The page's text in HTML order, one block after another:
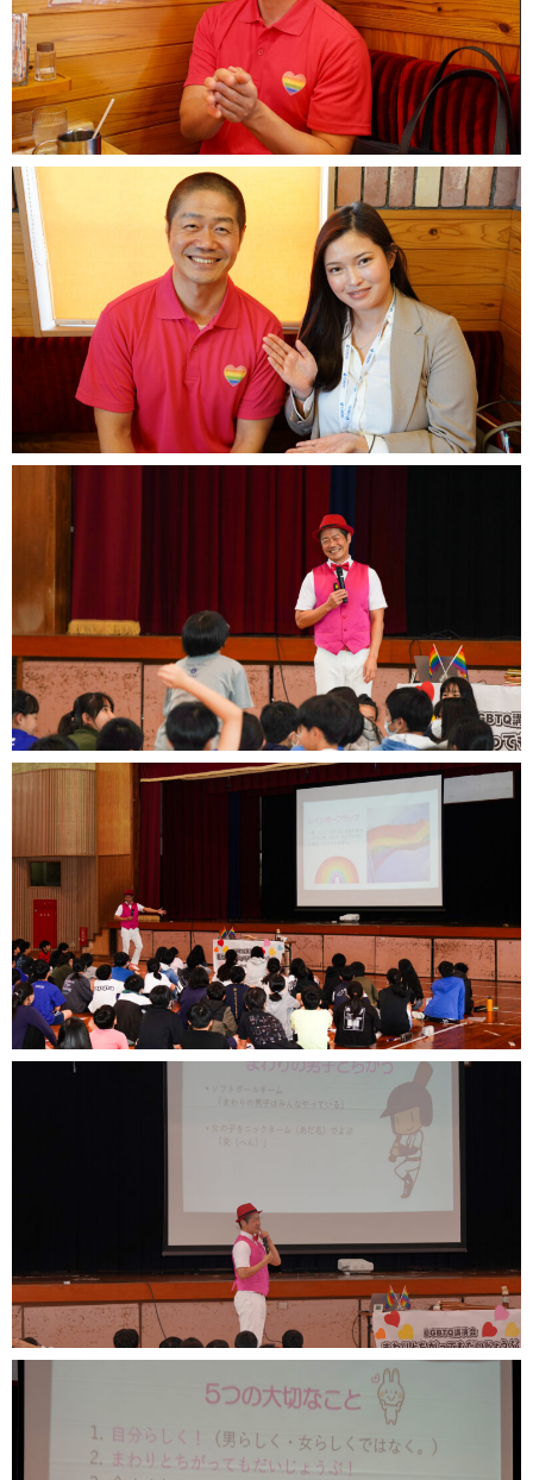
うになった。
26歳の頃、正月に実家に帰省し打ち明けることを決心し
話したところ「裏切りだ」と両親には大反対されてしま
いますが、竹内さん自身、自分は間違ったことはしてい
ない。と素の自分を否定することは無かったといいま
す。
現在LGBTQの方で自殺を考えたことがあるという人の割
合は約70%もいてほとんどの人が生きづらさを感じたこ
とがあり、竹内さんの友人も3人自ら命を絶ってしまいと
ても辛い経験をました。
そして竹内さんが30代の頃、沖縄県のとある高校の先生
に、講演をしてほしいと頼まれたことをきっかけに全国
で講演をし、LGBTQについて理解を深めると共に、自身
が子供時代に経験した素の自分を認めて多様性を大事に
周りと違ってもいいんだよという事を教える講演や数々
のメディアでも取り上げられるようになり現在に至りま